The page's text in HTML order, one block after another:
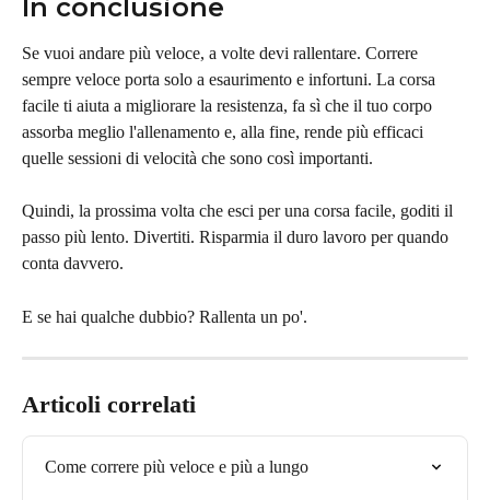
In conclusione
Se vuoi andare più veloce, a volte devi rallentare. Correre
sempre veloce porta solo a esaurimento e infortuni. La corsa
facile ti aiuta a migliorare la resistenza, fa sì che il tuo corpo
assorba meglio l'allenamento e, alla fine, rende più efficaci
quelle sessioni di velocità che sono così importanti.
Quindi, la prossima volta che esci per una corsa facile, goditi il
passo più lento. Divertiti. Risparmia il duro lavoro per quando
conta davvero.
E se hai qualche dubbio? Rallenta un po'.
Articoli correlati
Come correre più veloce e più a lungo